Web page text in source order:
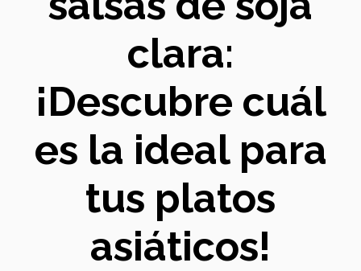
clara:
¡Descubre cuál
es la ideal para
tus platos
asiáticos!